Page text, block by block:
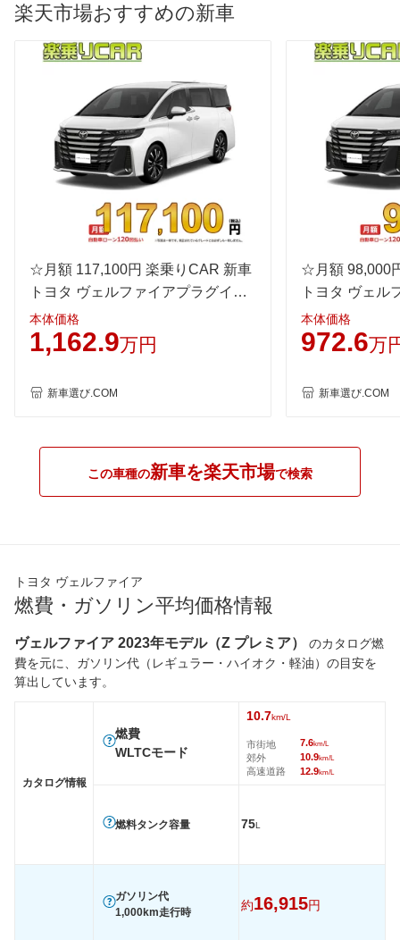
楽天市場おすすめの新車
☆月額 117,100円 楽乗りCAR 新車
トヨタ ヴェルファイアプラグイン
ハイブリッド 4WD 2500 PHEV
Executive Lounge E-Four 6人乗り
本体価格
1,162.9万円
新車選び.COM
☆月額 98,000
トヨタ ヴェル
ド 4WD 2500
Lounge E-Four
本体価格
972.6万
新車選び.COM
この車種の新車を楽天市場で検索
トヨタ ヴェルファイア
燃費・ガソリン平均価格情報
ヴェルファイア 2023年モデル（Z プレミア）
のカタログ燃
費を元に、ガソリン代（レギュラー・ハイオク・軽油）の目安を
算出しています。
カタログ情報
燃費
WLTCモード
10.7km/L
市街地
郊外
高速道路
7.6km/L
10.9km/L
12.9km/L
燃料タンク容量 75L
ガソリン代
1,000km走行時
約16,915円